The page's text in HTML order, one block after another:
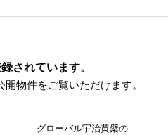
されています。
物件をご覧いただけます。
グローバル宇治黄檗の